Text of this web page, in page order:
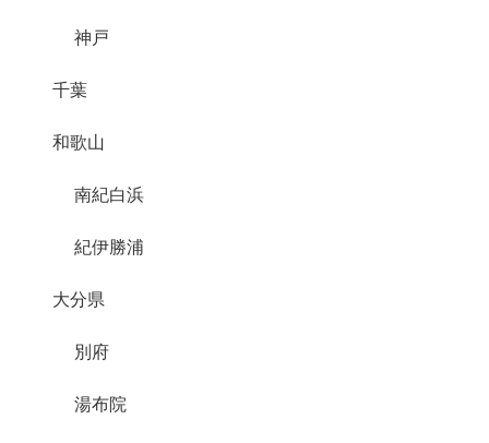
神戸
千葉
和歌山
南紀白浜
紀伊勝浦
大分県
別府
湯布院